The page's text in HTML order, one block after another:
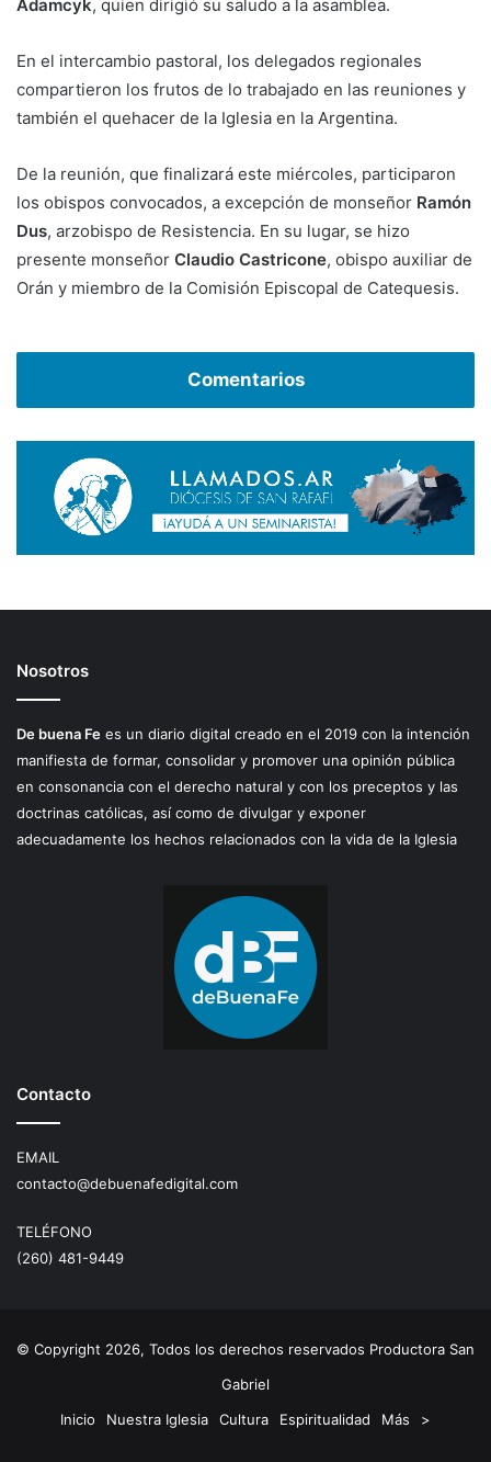
Adamcyk, quien dirigió su saludo a la asamblea.
En el intercambio pastoral, los delegados regionales
compartieron los frutos de lo trabajado en las reuniones y
también el quehacer de la Iglesia en la Argentina.
De la reunión, que finalizará este miércoles, participaron
los obispos convocados, a excepción de monseñor Ramón
Dus, arzobispo de Resistencia. En su lugar, se hizo
presente monseñor Claudio Castricone, obispo auxiliar de
Orán y miembro de la Comisión Episcopal de Catequesis.
Comentarios
Nosotros
De buena Fe es un diario digital creado en el 2019 con la intención
manifiesta de formar, consolidar y promover una opinión pública
en consonancia con el derecho natural y con los preceptos y las
doctrinas católicas, así como de divulgar y exponer
adecuadamente los hechos relacionados con la vida de la Iglesia
Contacto
EMAIL
contacto@debuenafedigital.com
TELÉFONO
(260) 481-9449
© Copyright 2026, Todos los derechos reservados Productora San
Gabriel
Inicio
Nuestra Iglesia Cultura Espiritualidad Más >